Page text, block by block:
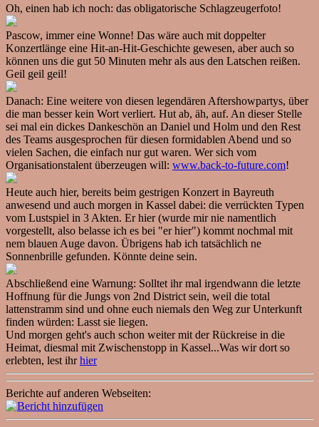
Oh, einen hab ich noch: das obligatorische Schlagzeugerfoto!
Pascow, immer eine Wonne! Das wäre auch mit doppelter
Konzertlänge eine Hit-an-Hit-Geschichte gewesen, aber auch so
können uns die gut 50 Minuten mehr als aus den Latschen reißen.
Geil geil geil!
Danach: Eine weitere von diesen legendären Aftershowpartys, über
die man besser kein Wort verliert. Hut ab, äh, auf. An dieser Stelle
sei mal ein dickes Dankeschön an Daniel und Holm und den Rest
des Teams ausgesprochen für diesen formidablen Abend und so
vielen Sachen, die einfach nur gut waren. Wer sich vom
Organisationstalent überzeugen will: www.back-to-future.com!
Heute auch hier, bereits beim gestrigen Konzert in Bayreuth
anwesend und auch morgen in Kassel dabei: die verrückten Typen
vom Lustspiel in 3 Akten. Er hier (wurde mir nie namentlich
vorgestellt, also belasse ich es bei "er hier") kommt nochmal mit
nem blauen Auge davon. Übrigens hab ich tatsächlich ne
Sonnenbrille gefunden. Könnte deine sein.
Abschließend eine Warnung: Solltet ihr mal irgendwann die letzte
Hoffnung für die Jungs von 2nd District sein, weil die total
lattenstramm sind und ohne euch niemals den Weg zur Unterkunft
finden würden: Lasst sie liegen.
Und morgen geht's auch schon weiter mit der Rückreise in die
Heimat, diesmal mit Zwischenstopp in Kassel...Was wir dort so
erlebten, lest ihrhier
Berichte auf anderen Webseiten: